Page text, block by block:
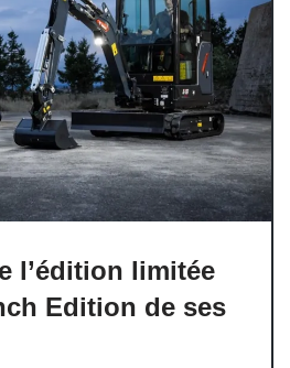
l’édition limitée
Edition de ses